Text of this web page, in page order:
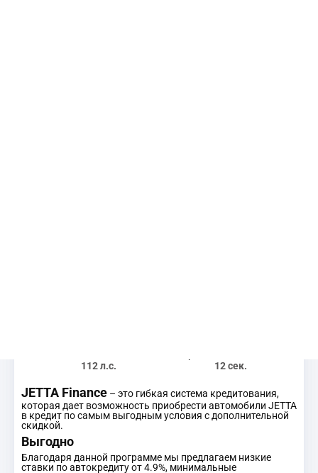
112 л.с.
12 сек.
JETTA Finance – это гибкая система кредитования,
которая дает возможность приобрести автомобили JETTA
в кредит по самым выгодным условия с дополнительной
скидкой.
Выгодно
Благодаря данной программе мы предлагаем низкие
ставки по автокредиту от 4.9%, минимальные